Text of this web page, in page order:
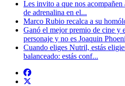
Les invito a que nos
de adrenalina en el...
Marco Rubio recalca a su
Ganó el mejor premio de cine y
personaje y no es Joaquin
Cuando eliges Nutril, estás
balanceado: estás conf...